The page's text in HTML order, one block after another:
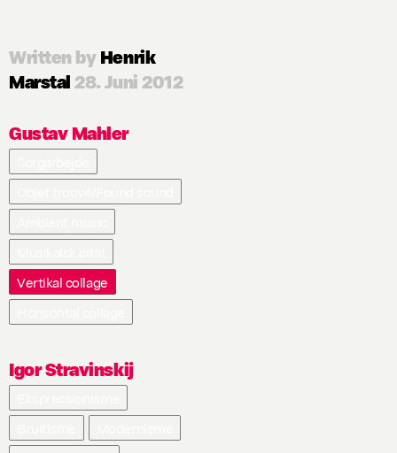
Written byHenrik
Marstal28. Juni 2012
Gustav Mahler
Vertikal collage
Igor Stravinskij